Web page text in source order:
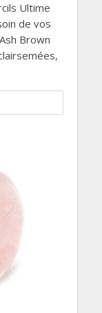
Ultime
de vos
Brown